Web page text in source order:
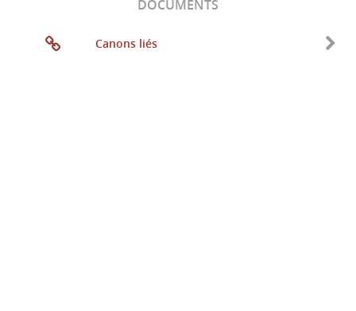
DOCUMENTS
Canons liés